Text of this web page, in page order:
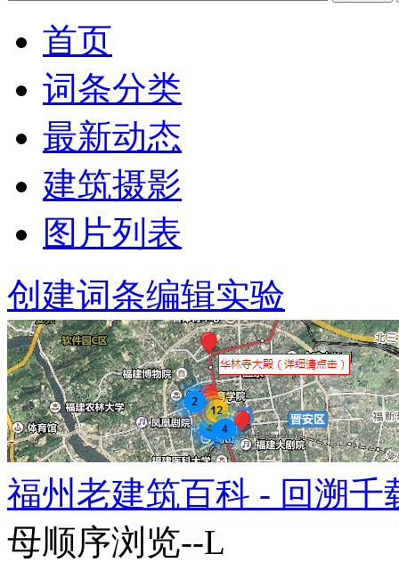
首页
词条分类
最新动态
建筑摄影
图片列表
创建词条编辑实验
福州老建筑百科 - 回溯
母顺序浏览--L